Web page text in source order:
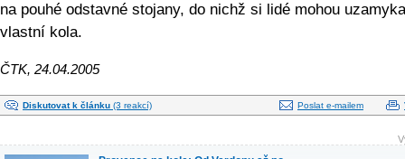
na pouhé odstavné stojany, do nichž si lidé mohou
vlastní kola.
ČTK, 24.04.2005
Diskutovat k článku (3 reakcí) Poslat e-mailem